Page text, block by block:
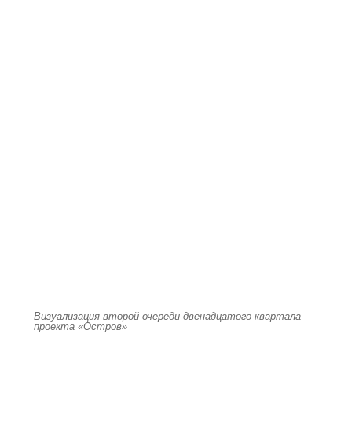
Визуализация второй очереди двенадцатого квартала
проекта «Остров»